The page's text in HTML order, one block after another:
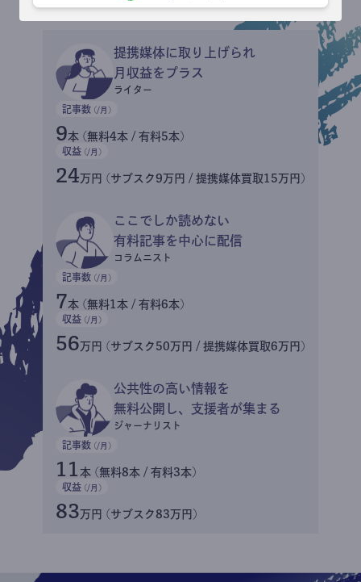
提携媒体に取り上げられ
月収益をプラス
ライター
記事数 (/月)
9本 (無料4本 / 有料5本)
収益 (/月)
24万円 (サブスク9万円 / 提携媒体買取15万円)
ここでしか読めない
有料記事を中心に配信
コラムニスト
記事数 (/月)
7本 (無料1本 / 有料6本)
収益 (/月)
56万円 (サブスク50万円 / 提携媒体買取6万円)
公共性の高い情報を
無料公開し、支援者が集まる
ジャーナリスト
記事数 (/月)
11 本 (無料8本 / 有料3本)
収益 (/月)
83万円 (サブスク83万円)